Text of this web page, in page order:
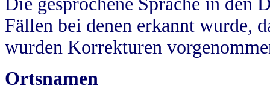
Fällen bei denen erkannt wurde,
wurden Korrekturen
Ortsnamen